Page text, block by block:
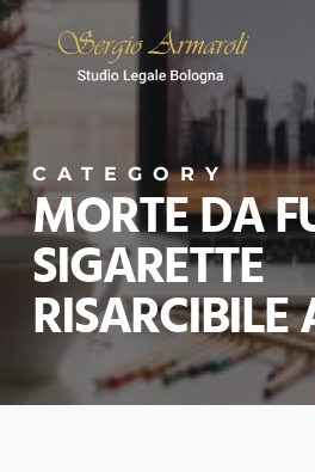
Skip
to
main
content
CATEGORY
MORTE DA
SIGARETTE